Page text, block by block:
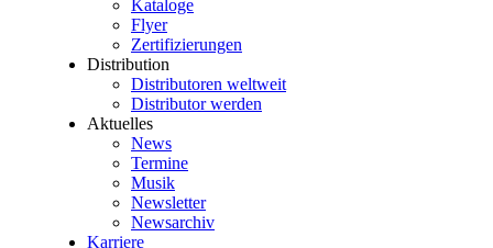
Kataloge
Flyer
Zertifizierungen
Distribution
Distributoren weltweit
Distributor werden
Aktuelles
News
Termine
Musik
Newsletter
Newsarchiv
Karriere